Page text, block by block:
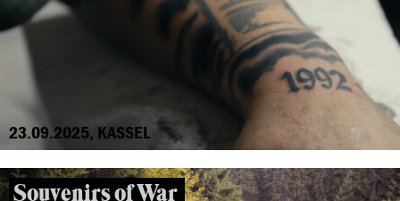
23.09.2025, KASSEL
Souvenirs of War